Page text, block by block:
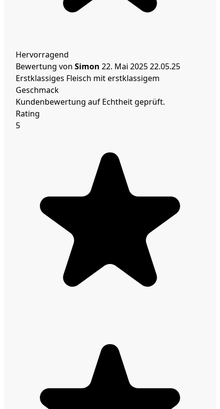
Hervorragend
Bewertung von Simon 22. Mai 202522.05.25
Erstklassiges Fleisch mit erstklassigem
Geschmack
Kundenbewertung auf Echtheit geprüft.
Rating
5